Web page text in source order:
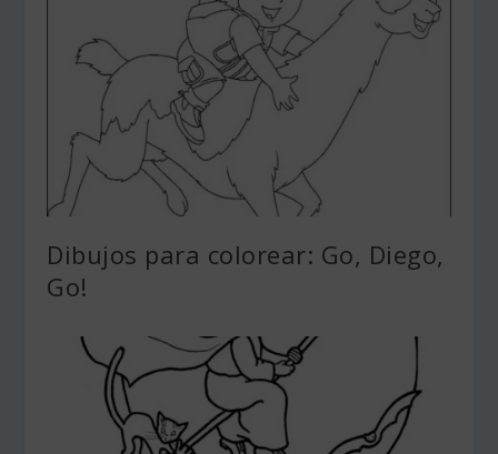
Dibujos para colorear: Go, Diego,
Go!